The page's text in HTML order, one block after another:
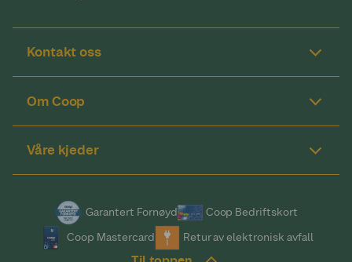
Kontakt oss
Om Coop
Våre kjeder
Garantert Fornøyd
Coop Bedriftskort
Coop Mastercard
Retur av elektronisk avfall